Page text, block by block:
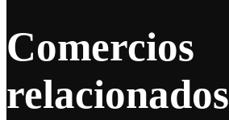
Comercios
relacionados